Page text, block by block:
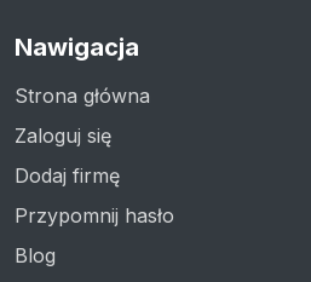
Nawigacja
Strona główna
Zaloguj się
Dodaj firmę
Przypomnij hasło
Blog